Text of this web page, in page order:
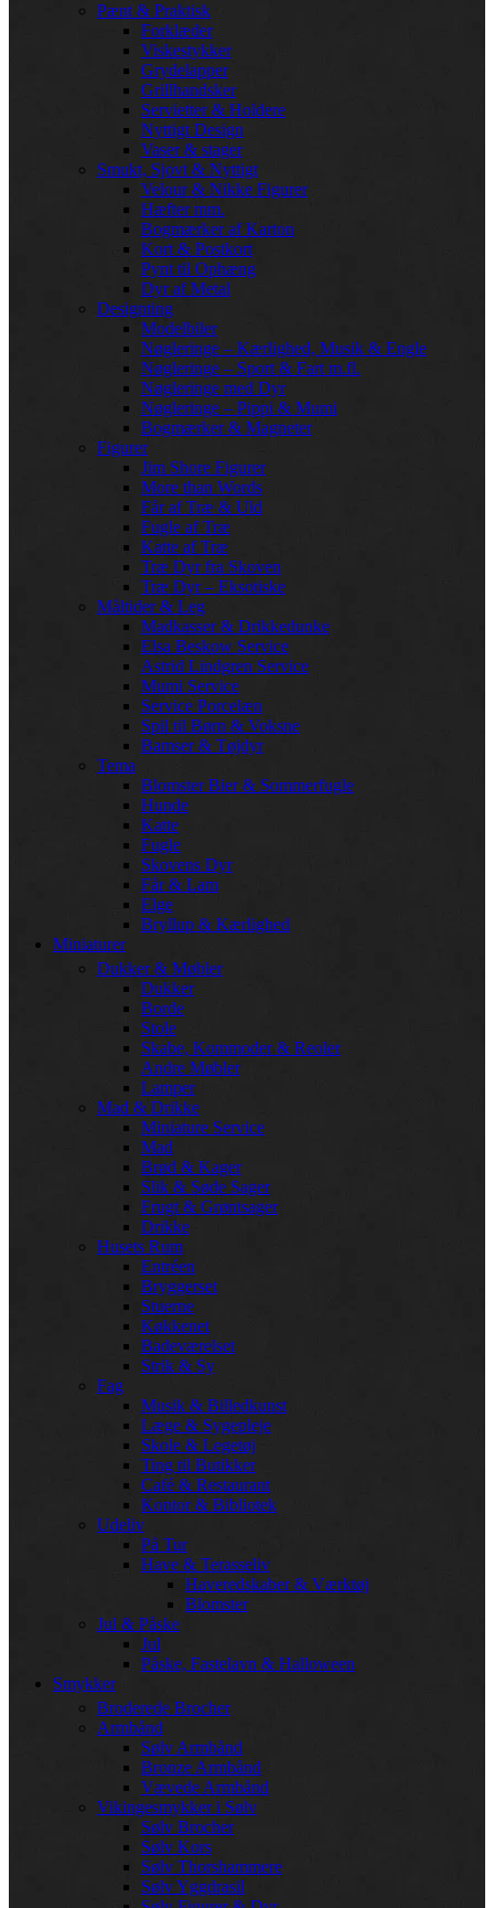
Pænt & Praktisk
Forklæder
Viskestykker
Grydelapper
Grillhandsker
Servietter & Holdere
Nyttigt Design
Vaser & stager
Smukt, Sjovt & Nyttigt
Velour & Nikke Figurer
Hæfter mm.
Bogmærker af Karton
Kort & Postkort
Pynt til Ophæng
Dyr af Metal
Designting
Modelbiler
Nøgleringe – Kærlighed, Musik & Engle
Nøgleringe – Sport & Fart m.fl.
Nøgleringe med Dyr
Nøgleringe – Pippi & Mumi
Bogmærker & Magneter
Figurer
Jim Shore Figurer
More than Words
Får af Træ & Uld
Fugle af Træ
Katte af Træ
Træ Dyr fra Skoven
Træ Dyr – Eksotiske
Måltider & Leg
Madkasser & Drikkedunke
Elsa Beskow Service
Astrid Lindgren Service
Mumi Service
Service Porcelæn
Spil til Børn & Voksne
Bamser & Tøjdyr
Tema
Blomster Bier & Sommerfugle
Hunde
Katte
Fugle
Skovens Dyr
Får & Lam
Elge
Bryllup & Kærlighed
Miniaturer
Dukker & Møbler
Dukker
Borde
Stole
Skabe, Kommoder & Reoler
Andre Møbler
Lamper
Mad & Drikke
Miniature Service
Mad
Brød & Kager
Slik & Søde Sager
Frugt & Grøntsager
Drikke
Husets Rum
Entréen
Bryggerset
Stuerne
Køkkenet
Badeværelset
Strik & Sy
Fag
Musik & Billedkunst
Læge & Sygepleje
Skole & Legetøj
Ting til Butikker
Café & Restaurant
Kontor & Bibliotek
Udeliv
På Tur
Have & Terasseliv
Haveredskaber & Værktøj
Blomster
Jul & Påske
Jul
Påske, Fastelavn & Halloween
Smykker
Broderede Brocher
Armbånd
Sølv Armbånd
Bronze Armbånd
Vævede Armbånd
Vikingesmykker i Sølv
Sølv Brocher
Sølv Kors
Sølv Thorshammere
Sølv Yggdrasil